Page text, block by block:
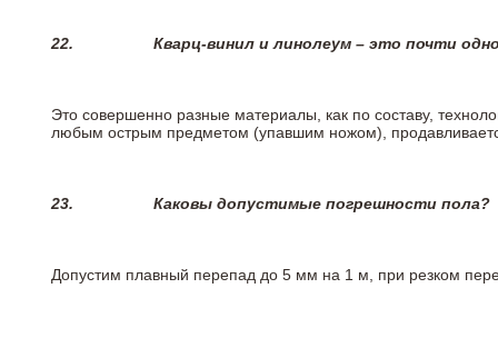
22. Кварц-винил и линолеум – это почти
Это совершенно разные материалы, как по составу,
любым острым предметом (упавшим ножом),
23. Каковы допустимые погрешности пола?
Допустим плавный перепад до 5 мм на 1 м, при резком